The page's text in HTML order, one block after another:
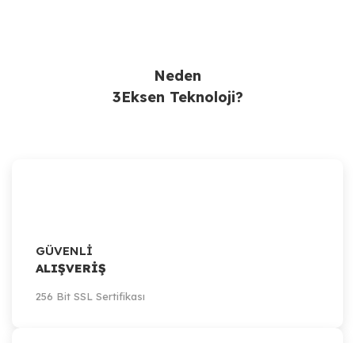
Neden
3Eksen Teknoloji?
GÜVENLİ
ALIŞVERİŞ
256 Bit SSL Sertifikası